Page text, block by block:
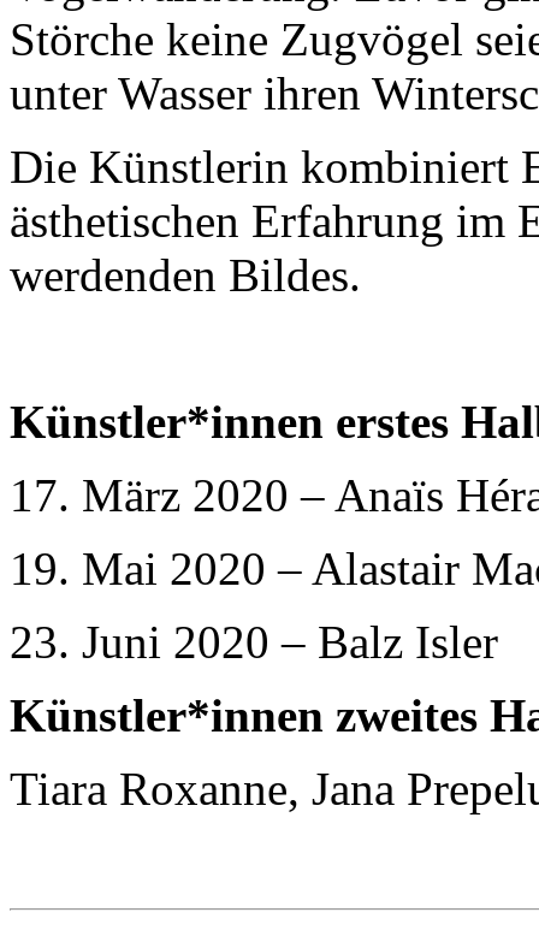
Störche keine Zugvögel
unter Wasser ihren
Die Künstlerin kombiniert
ästhetischen Erfahrung im
werdenden Bildes.
Künstler*innen erstes
17. März 2020 – Anaïs
19. Mai 2020 – Alastair
23. Juni 2020 – Balz Isler
Künstler*innen zweites
Tiara Roxanne, Jana